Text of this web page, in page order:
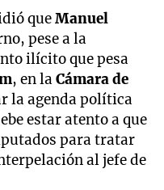
queManuel
pese a la
ilícito que pesa
, en laCámara de
la agenda política
estar atento a que
para tratar
al jefe de